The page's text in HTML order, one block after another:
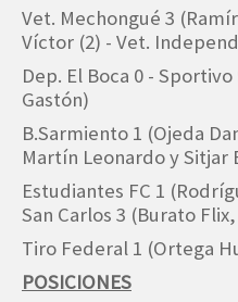
Vet. Mechongué 3
Víctor (2) - Vet.
Dep. El Boca 0 -
Gastón)
B.Sarmiento 1 (Ojeda
Martín Leonardo y Sitjar
Estudiantes FC 1
San Carlos 3 (Burato
Tiro Federal 1 (Ortega
POSICIONES